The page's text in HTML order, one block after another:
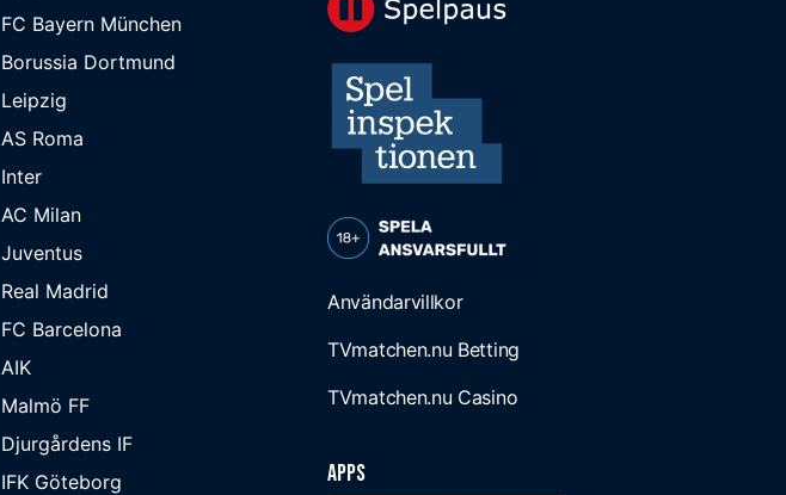
FC Bayern München
Borussia Dortmund
Leipzig
AS Roma
Inter
AC Milan
Juventus
Real Madrid
FC Barcelona
AIK
Malmö FF
Djurgårdens IF
IFK Göteborg
Användarvillkor
TVmatchen.nu Betting
TVmatchen.nu Casino
Apps